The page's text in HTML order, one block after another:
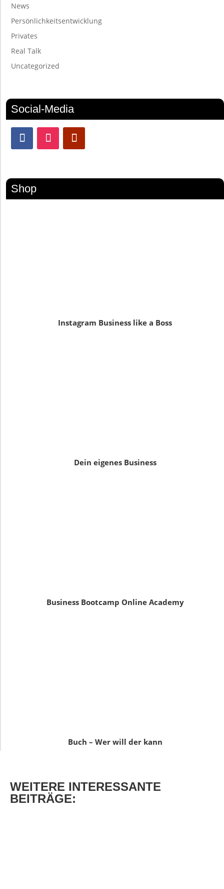
News
Persönlichkeitsentwicklung
Privates
Real Talk
Uncategorized
Social-Media
Shop
Instagram Business like a Boss
Dein eigenes Business
Business Bootcamp Online Academy
Buch – Wer will der kann
WEITERE INTERESSANTE
BEITRÄGE: